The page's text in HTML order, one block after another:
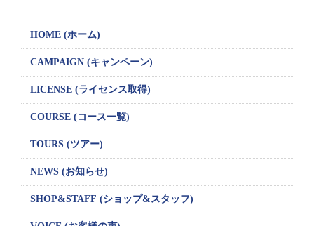
HOME (ホーム)
CAMPAIGN (キャンペーン)
LICENSE (ライセンス取得)
COURSE (コース一覧)
TOURS (ツアー)
NEWS (お知らせ)
SHOP&STAFF (ショップ&スタッフ)